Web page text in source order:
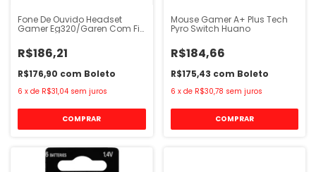
Fone De Ouvido Headset
Gamer Eg320/Garen Com Fio
R$186,21
R$176,90 com Boleto
6 x de R$31,04 sem juros
Mouse Gamer A+ Plus Tech
Pyro Switch Huano
R$184,66
R$175,43 com Boleto
6 x de R$30,78 sem juros